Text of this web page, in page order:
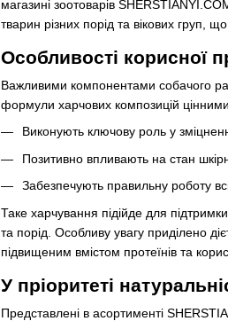
магазині зоотоварів
тварин різних порід та вікових груп,
Особливості корисної
Важливими компонентами собачого
формули харчових композицій
Виконують ключову роль у
Позитивно впливають на стан
Забезпечують правильну роботу
Таке харчування підійде для
та порід. Особливу увагу приділено
підвищеним вмістом протеїнів та
У пріоритеті
Представлені в асортименті